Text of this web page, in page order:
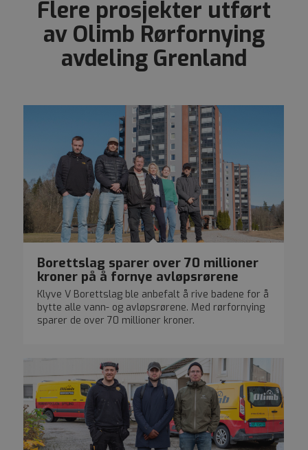
Flere prosjekter utført
av Olimb Rørfornying
avdeling Grenland
Borettslag sparer over 70 millioner
kroner på å fornye avløpsrørene
Klyve V Borettslag ble anbefalt å rive badene for å
bytte alle vann- og avløpsrørene. Med rørfornying
sparer de over 70 millioner kroner.